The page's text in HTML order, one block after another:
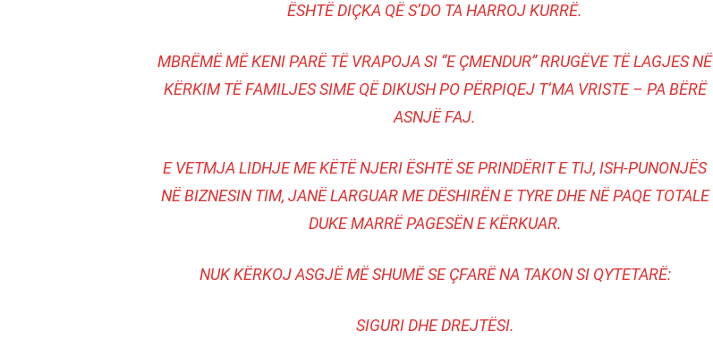
ËSHTË DIÇKA QË S’DO TA HARROJ KURRË.
MBRËMË MË KENI PARË TË VRAPOJA SI “E ÇMENDUR” RRUGËVE TË LAGJES NË
KËRKIM TË FAMILJES SIME QË DIKUSH PO PËRPIQEJ T’MA VRISTE – PA BËRË
ASNJË FAJ.
E VETMJA LIDHJE ME KËTË NJERI ËSHTË SE PRINDËRIT E TIJ, ISH-PUNONJËS
NË BIZNESIN TIM, JANË LARGUAR ME DËSHIRËN E TYRE DHE NË PAQE TOTALE
DUKE MARRË PAGESËN E KËRKUAR.
NUK KËRKOJ ASGJË MË SHUMË SE ÇFARË NA TAKON SI QYTETARË:
SIGURI DHE DREJTËSI.